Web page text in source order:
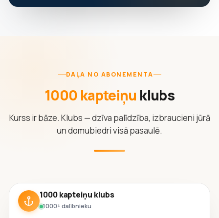
DAĻA NO ABONEMENTA
1000 kapteiņu klubs
Kurss ir bāze. Klubs — dzīva palīdzība, izbraucieni jūrā
un domubiedri visā pasaulē.
1000 kapteiņu klubs
1000+ dalībnieku